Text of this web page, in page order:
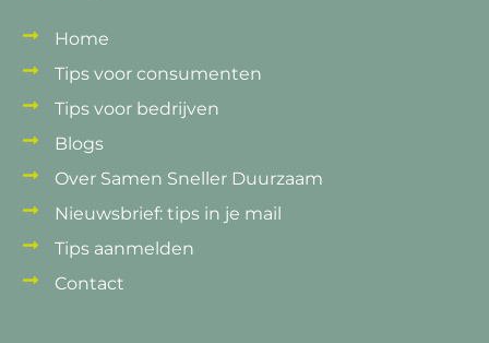
Home
Tips voor consumenten
Tips voor bedrijven
Blogs
Over Samen Sneller Duurzaam
Nieuwsbrief: tips in je mail
Tips aanmelden
Contact